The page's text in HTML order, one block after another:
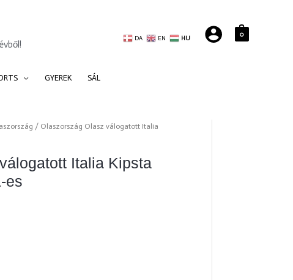
DA EN HU 0
GYEREK SÁL
/ Olaszország Olasz válogatott Italia
Italia Kipsta
es